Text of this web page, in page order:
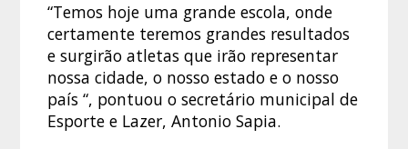
“Temos hoje uma grande escola, onde
certamente teremos grandes resultados
e surgirão atletas que irão representar
nossa cidade, o nosso estado e o nosso
país “, pontuou o secretário municipal de
Esporte e Lazer, Antonio Sapia.